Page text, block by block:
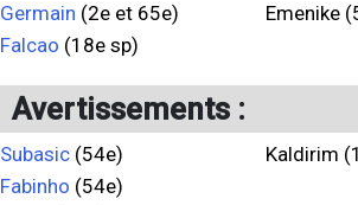
Germain (2e et 65e)
Falcao (18e sp)
Emenike
Avertissements :
Subasic (54e)
Fabinho (54e)
Kaldirim